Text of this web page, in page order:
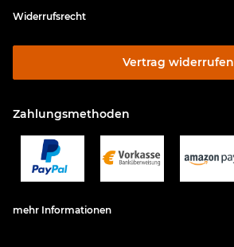
Widerrufsrecht
Vertrag widerrufen
Zahlungsmethoden
mehr Informationen